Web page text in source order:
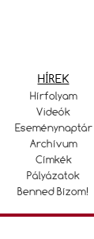
HÍREK
Hírfolyam
Videók
Eseménynaptár
Archívum
Címkék
Pályázatok
Benned Bízom!